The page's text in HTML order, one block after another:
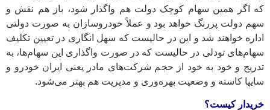
که اگر همین سهام کوچک دولت هم واگذار شود، باز هم نقش و
سهم دولت پررنگ خواهد بود و عملاً خودروسازان به صورت دولتی
اداره خواهند شد و این در حالیست که سهل انگاری در تعیین تکلیف
سهام‌های تودلی در حالیست که در صورت واگذاری این سهام‌ها، به
تدریج و خود به خود از حجم شرکت‌های مادر یعنی ایران خودرو و
سایپا کاسته و وضعیت بهره‌وری و مدیریت هم بهتر می‌شود.
خریدار کیست؟